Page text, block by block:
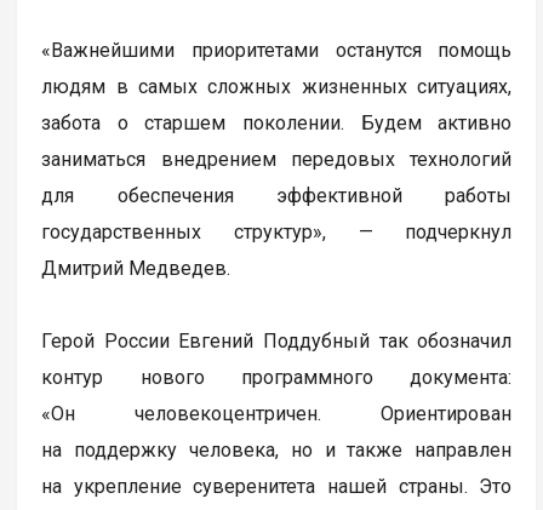
«Важнейшими приоритетами останутся помощь
людям в самых сложных жизненных ситуациях,
забота о старшем поколении. Будем активно
заниматься внедрением передовых технологий
для обеспечения эффективной работы
государственных структур», — подчеркнул
Дмитрий Медведев.
Герой России Евгений Поддубный так обозначил
контур нового программного документа:
«Он человекоцентричен. Ориентирован
на поддержку человека, но и также направлен
на укрепление суверенитета нашей страны. Это